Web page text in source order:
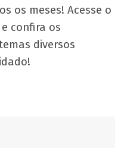
os meses! Acesse o
e confira os
diversos